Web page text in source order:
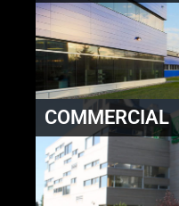
COMMERCIAL